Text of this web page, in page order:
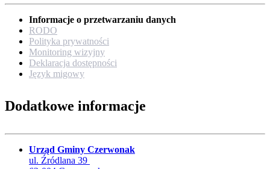
Informacje o przetwarzaniu danych
RODO
Polityka prywatności
Monitoring wizyjny
Deklaracja dostępności
Język migowy
Dodatkowe informacje
Urząd Gminy Czerwonak
ul. Źródlana 39